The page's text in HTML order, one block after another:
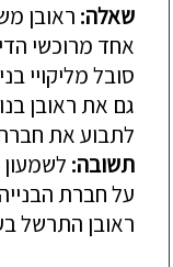
שאלה: ראובן
אחד מרוכשי
סובל מליקויי
גם את ראובן
לתבוע את
תשובה:
על חברת
ראובן התרשל